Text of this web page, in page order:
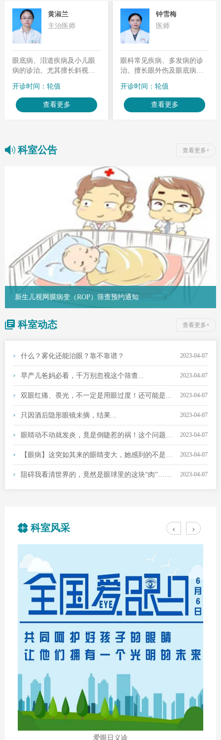
黄淑兰
主治医师
眼底病、泪道疾病及小儿眼
病的诊治。尤其擅长斜视、
产儿视网膜病变筛查及眼科
疾病的激光治疗。
开诊时间：轮值
查看更多
钟雪梅
医师
眼科常见疾病、多发病的诊
治。擅长眼外伤及眼底病的
开诊时间：轮值
查看更多
查看更多+
科室公告
新生儿视网膜病变（ROP）筛查预约通知
查看更多+
科室动态
2023-04-07
什么？雾化还能治眼？靠不靠谱？
2023-04-07
早产儿爸妈必看，千万别忽视这个筛查...
2023-04-07
双眼红痛、畏光，不一定是用眼过度！还可能是...
2023-04-07
只因酒后隐形眼镜未摘，结果...
2023-04-07
眼睛动不动就发炎，竟是倒睫惹的祸！这个问题儿童很常见
2023-04-07
【眼病】这突如其来的眼睛变大，她感到的不是开心，而是烦恼！
2023-04-07
阻碍我看清世界的，竟然是眼球里的这块“肉”……
科室风采
爱眼日义诊
‹ ›